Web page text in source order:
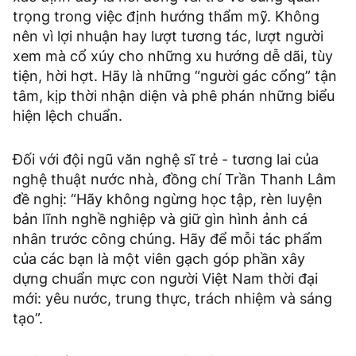
trọng trong việc định hướng thẩm mỹ. Không
nên vì lợi nhuận hay lượt tương tác, lượt người
xem mà cổ xúy cho những xu hướng dễ dãi, tùy
tiện, hời hợt. Hãy là những “người gác cổng” tận
tâm, kịp thời nhận diện và phê phán những biểu
hiện lệch chuẩn.
Đối với đội ngũ văn nghệ sĩ trẻ - tương lai của
nghệ thuật nước nhà, đồng chí Trần Thanh Lâm
đề nghị: “Hãy không ngừng học tập, rèn luyện
bản lĩnh nghề nghiệp và giữ gìn hình ảnh cá
nhân trước công chúng. Hãy để mỗi tác phẩm
của các bạn là một viên gạch góp phần xây
dựng chuẩn mực con người Việt Nam thời đại
mới: yêu nước, trung thực, trách nhiệm và sáng
tạo”.